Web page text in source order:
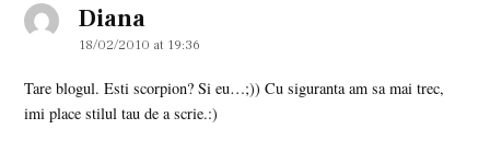
Diana
18/02/2010 at 19:36
Tare blogul. Esti scorpion? Si eu…;)) Cu siguranta am sa mai trec,
imi place stilul tau de a scrie.:)